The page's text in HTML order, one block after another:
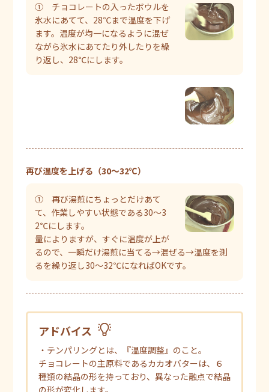
① チョコレートの入ったボウルを
氷水にあてて、28℃まで温度を下げ
ます。温度が均一になるように混ぜ
ながら氷水にあてたり外したりを繰
り返し、28℃にします。
再び温度を上げる（30～32℃）
① 再び湯煎にちょっとだけあて
て、作業しやすい状態である30～3
2℃にします。
量によりますが、すぐに温度が上が
るので、一瞬だけ湯煎に当てる→混ぜる→温度を測
るを繰り返し30～32℃になればOKです。
アドバイス
・テンパリングとは、『温度調整』のこと。
チョコレートの主原料であるカカオバターは、６
種類の結晶の形を持っており、異なった融点で結晶
の形が変化します。